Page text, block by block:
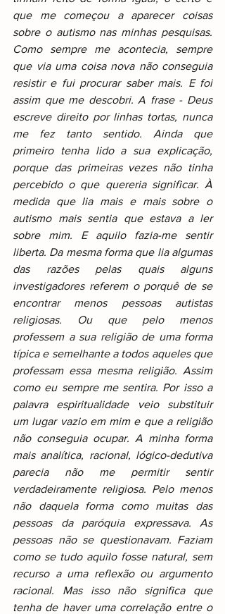
que me começou a aparecer coisas
sobre o autismo nas minhas pesquisas.
Como sempre me acontecia, sempre
que via uma coisa nova não conseguia
resistir e fui procurar saber mais. E foi
assim que me descobri. A frase - Deus
escreve direito por linhas tortas, nunca
me fez tanto sentido. Ainda que
primeiro tenha lido a sua explicação,
porque das primeiras vezes não tinha
percebido o que quereria significar. À
medida que lia mais e mais sobre o
autismo mais sentia que estava a ler
sobre mim. E aquilo fazia-me sentir
liberta. Da mesma forma que lia algumas
das razões pelas quais alguns
investigadores referem o porquê de se
encontrar menos pessoas autistas
religiosas. Ou que pelo menos
professem a sua religião de uma forma
típica e semelhante a todos aqueles que
professam essa mesma religião. Assim
como eu sempre me sentira. Por isso a
palavra espiritualidade veio substituir
um lugar vazio em mim e que a religião
não conseguia ocupar. A minha forma
mais analítica, racional, lógico-dedutiva
parecia não me permitir sentir
verdadeiramente religiosa. Pelo menos
não daquela forma como muitas das
pessoas da paróquia expressava. As
pessoas não se questionavam. Faziam
como se tudo aquilo fosse natural, sem
recurso a uma reflexão ou argumento
racional. Mas isso não significa que
tenha de haver uma correlação entre o